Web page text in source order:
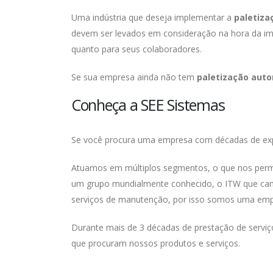
Uma indústria que deseja implementar a
devem ser levados em consideração na hora da
quanto para seus colaboradores.
Se sua empresa ainda não tem paletização
Conheça a SEE Sistemas
Se você procura uma empresa com décadas de
Atuamos em múltiplos segmentos, o que nos
um grupo mundialmente conhecido, o ITW que
serviços de manutenção, por isso somos uma
Durante mais de 3 décadas de prestação de
que procuram nossos produtos e serviços.